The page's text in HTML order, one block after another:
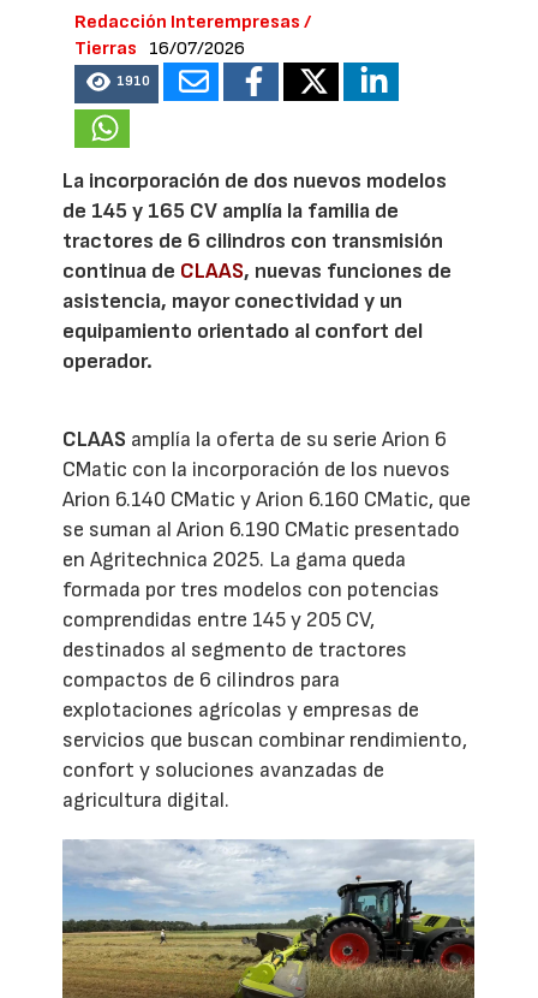
Redacción Interempresas /
Tierras
16/07/2026
1910
La incorporación de dos nuevos modelos
de 145 y 165 CV amplía la familia de
tractores de 6 cilindros con transmisión
continua de CLAAS, nuevas funciones de
asistencia, mayor conectividad y un
equipamiento orientado al confort del
operador.
CLAAS amplía la oferta de su serie Arion 6
CMatic con la incorporación de los nuevos
Arion 6.140 CMatic y Arion 6.160 CMatic, que
se suman al Arion 6.190 CMatic presentado
en Agritechnica 2025. La gama queda
formada por tres modelos con potencias
comprendidas entre 145 y 205 CV,
destinados al segmento de tractores
compactos de 6 cilindros para
explotaciones agrícolas y empresas de
servicios que buscan combinar rendimiento,
confort y soluciones avanzadas de
agricultura digital.